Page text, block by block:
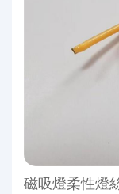
磁吸燈柔性燈